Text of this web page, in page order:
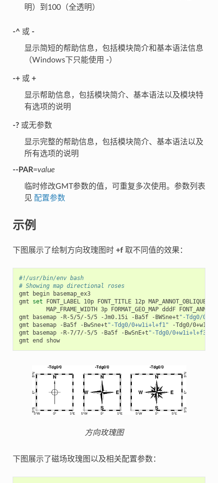
明）到100（全透明）
-^或 -
显示简短的帮助信息，包括模块简介和基本语法信息
（Windows下只能使用 -）
-+或 +
显示帮助信息，包括模块简介、基本语法以及模块特
有选项的说明
-?或无参数
显示完整的帮助信息，包括模块简介、基本语法以及
所有选项的说明
--PAR=value
临时修改GMT参数的值，可重复多次使用。参数列表
见 配置参数
示例
下图展示了绘制方向玫瑰图时 +f取不同值的效果：
#!/usr/bin/env bash
# Showing map directional roses
gmt
begin
basemap_ex3
gmt
set FONT_LABEL 10p FONT_TITLE 12p MAP_ANNOT_OBLIQUE
MAP_FRAME_WIDTH 3p FORMAT_GEO_MAP dddF
gmt
basemap -R-5/5/-5/5 -Jm0.15i -Ba5f -BWSne+t "-Tdg0/
gmt
basemap -Ba5f -BwSne+t "-Tdg0/0+w1i+l+f1"
-Tdg0/
gmt
basemap -R-7/7/-5/5 -Ba5f -BwSnE+t "-Tdg0/0+w1i+l+f3"
gmt end show
方向玫瑰图
下图展示了磁场玫瑰图以及相关配置参数：